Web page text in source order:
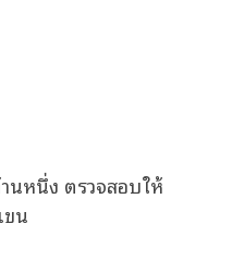
นหนึ่ง ตรวจสอบให้
น